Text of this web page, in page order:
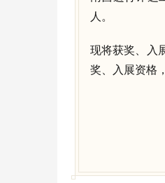
人。
现将获奖、入
奖、入展资格